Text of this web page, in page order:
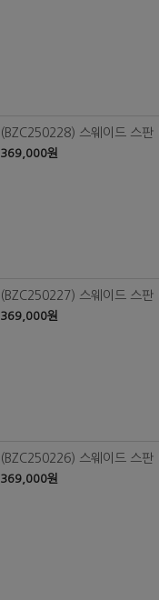
(BZC250228) 스웨이드 스판
369,000원
(BZC250227) 스웨이드 스판
369,000원
(BZC250226) 스웨이드 스판
369,000원